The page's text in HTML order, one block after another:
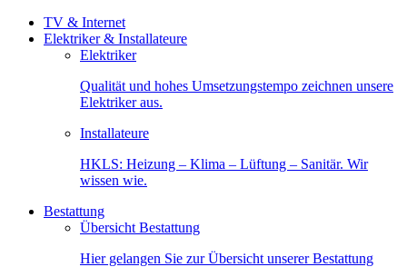
TV & Internet
Elektriker & Installateure
Elektriker
Qualität und hohes Umsetzungstempo zeichnen unsere
Elektriker aus.
Installateure
HKLS: Heizung – Klima – Lüftung – Sanitär. Wir
wissen wie.
Bestattung
Übersicht Bestattung
Hier gelangen Sie zur Übersicht unserer Bestattung